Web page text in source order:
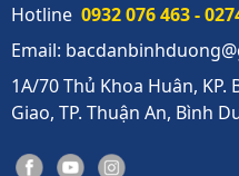
Hotline 0932 076 463 -
Email:
1A/70 Thủ Khoa Huân,
Giao, TP. Thuận An, Bình